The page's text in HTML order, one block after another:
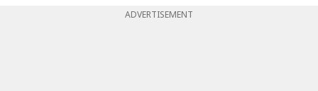
ADVERTISEMENT